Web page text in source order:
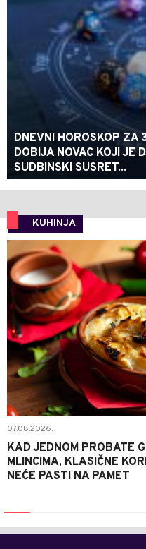
DNEVNI HOROSKOP ZA
DOBIJA NOVAC KOJI JE
SUDBINSKI SUSRET...
KUHINJA
07.08.2026.
KAD JEDNOM PROBATE
MLINCIMA, KLASIČNE
NEĆE PASTI NA PAMET